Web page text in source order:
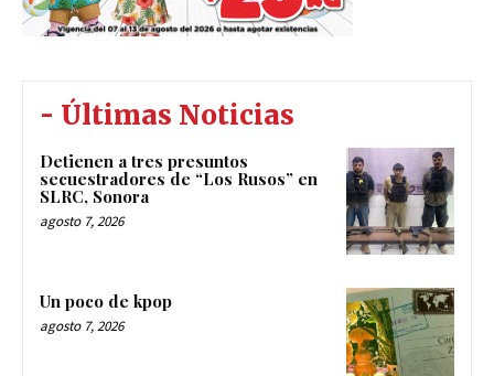
- Últimas Noticias
Detienen a tres presuntos
secuestradores de “Los Rusos” en
SLRC, Sonora
agosto 7, 2026
Un poco de kpop
agosto 7, 2026